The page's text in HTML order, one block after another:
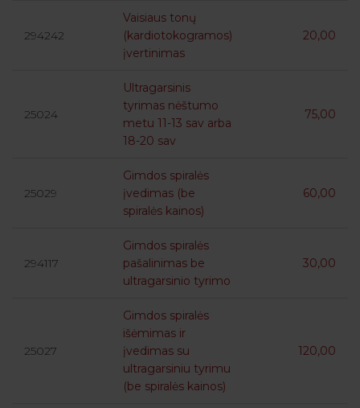
294242
Vaisiaus tonų
(kardiotokogramos)
įvertinimas
20,00
25024
Ultragarsinis
tyrimas nėštumo
metu 11-13 sav arba
18-20 sav
75,00
25029
Gimdos spiralės
įvedimas (be
spiralės kainos)
60,00
294117
Gimdos spiralės
pašalinimas be
ultragarsinio tyrimo
30,00
25027
Gimdos spiralės
išėmimas ir
įvedimas su
ultragarsiniu tyrimu
(be spiralės kainos)
120,00